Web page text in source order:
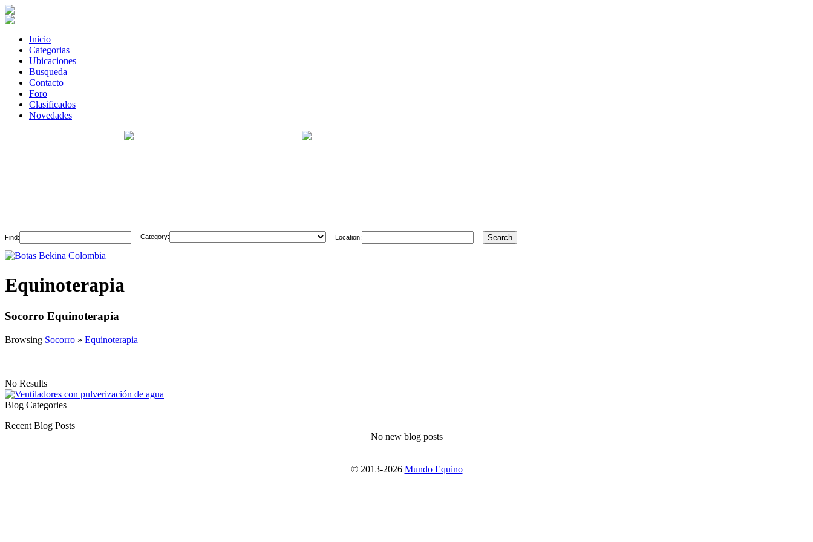
Inicio
Categorias
Ubicaciones
Busqueda
Contacto
Foro
Clasificados
Novedades
Find: Category: Location:
Equinoterapia
Socorro Equinoterapia
Browsing Socorro » Equinoterapia
No Results
Blog Categories
Recent Blog Posts
No new blog posts
© 2013-2026 Mundo Equino